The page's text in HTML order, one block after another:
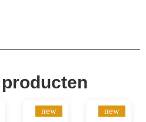
new new